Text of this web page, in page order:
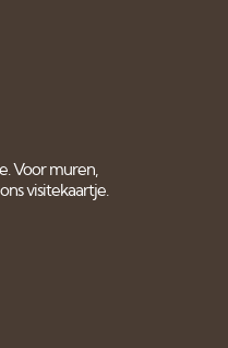
Voor muren,
visitekaartje.